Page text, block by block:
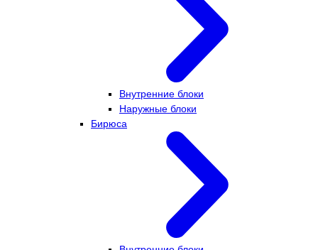
Внутренние блоки
Наружные блоки
Бирюса